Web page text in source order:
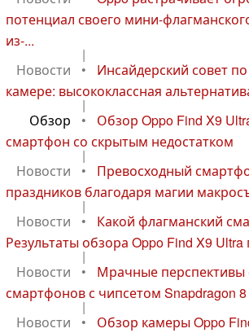
потенциал своего мини-
из-...
|
Новости
•
Инсайдерский совет
камере: высококлассная
|
Обзор
•
Обзор Oppo Find X9
смартфон со скрытым недостатком
|
Новости
•
Превосходный
праздников благодаря магии
|
Новости
•
Какой флагманский
Результаты обзора Oppo Find X9 Ultra
|
Новости
•
Мрачные перспективы
смартфонов с чипсетом Snapdragon 8
|
Новости
•
Обзор камеры Oppo